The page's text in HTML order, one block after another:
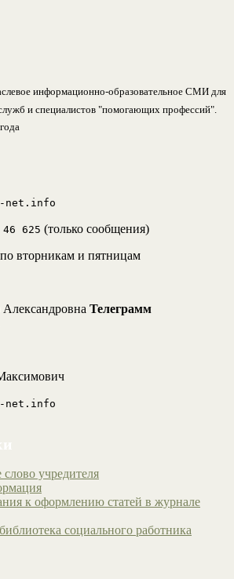
информационно-образовательное СМИ для
и специалистов "помогающих профессий".
net.info
625 (только сообщения)
вторникам и пятницам
Телеграмм
net.info
учредителя
к оформлению статей в журнале
социального работника